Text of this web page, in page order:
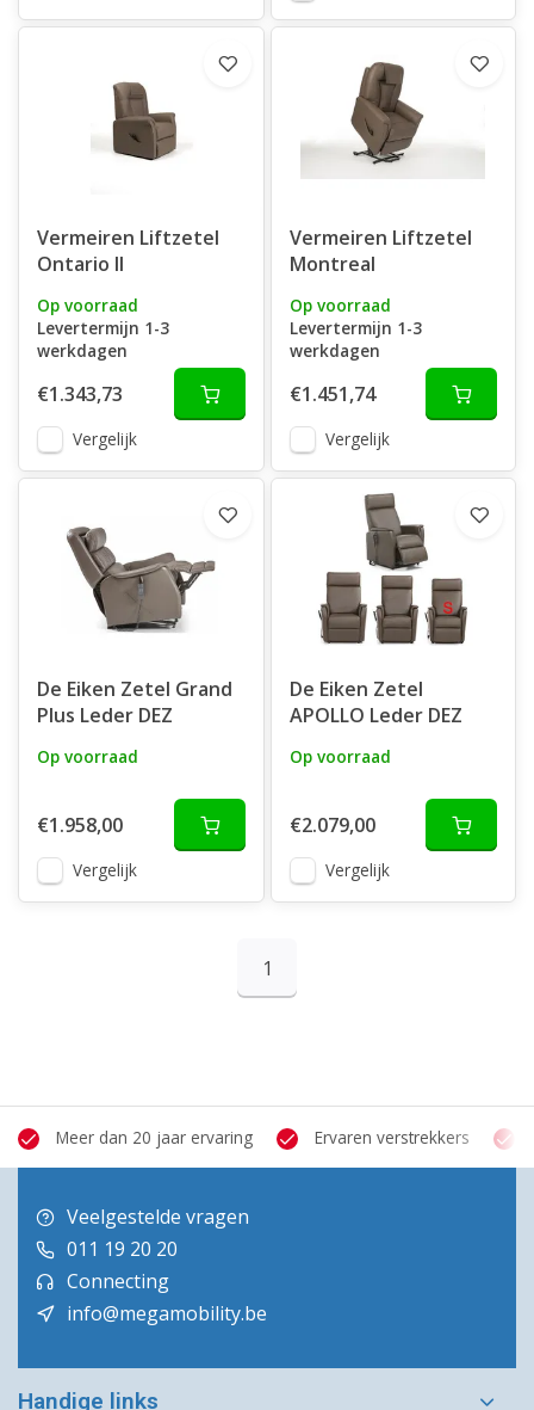
Vermeiren Liftzetel
Ontario II
Op voorraad
Levertermijn 1-3
werkdagen
€1.343,73
Vergelijk
Vermeiren Liftzetel
Montreal
Op voorraad
Levertermijn 1-3
werkdagen
€1.451,74
Vergelijk
De Eiken Zetel Grand
Plus Leder DEZ
Op voorraad
€1.958,00
Vergelijk
De Eiken Zetel
APOLLO Leder DEZ
Op voorraad
€2.079,00
Vergelijk
1
Meer dan 20 jaar ervaring Ervaren verstrekkers
Veelgestelde vragen
011 19 20 20
Connecting
info@megamobility.be
Handige links